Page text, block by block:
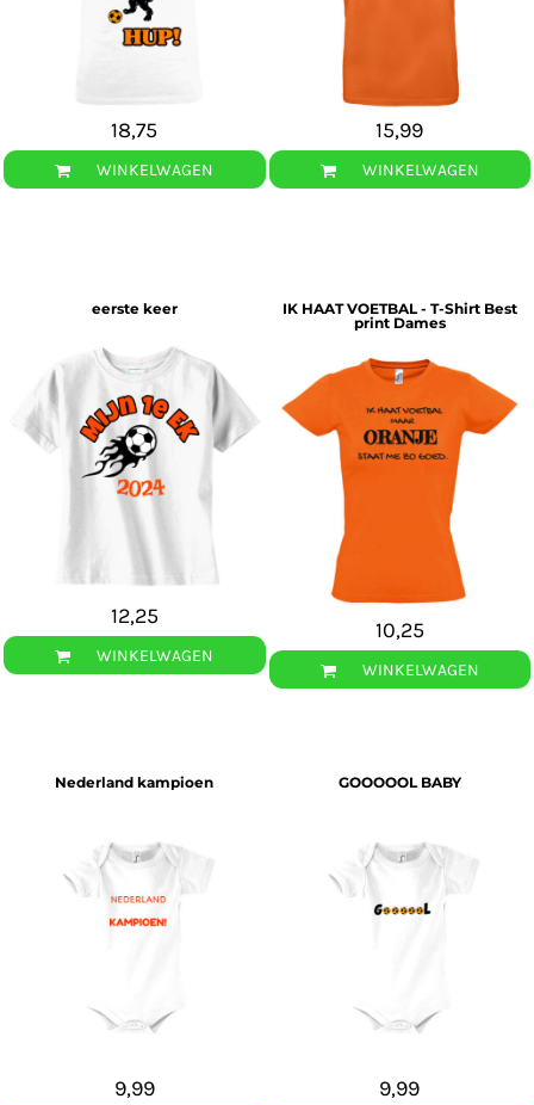
18,75
WINKELWAGEN
15,99
WINKELWAGEN
eerste keer
12,25
WINKELWAGEN
IK HAAT VOETBAL - T-Shirt Best
print Dames
10,25
WINKELWAGEN
Nederland kampioen
9,99
GOOOOOL BABY
9,99